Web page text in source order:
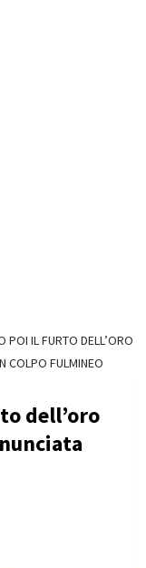
POI IL FURTO DELL’ORO
COLPO FULMINEO
dell’oro